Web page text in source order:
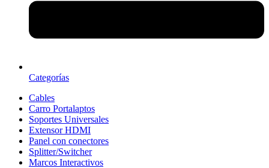
Categorías
Cables
Carro Portalaptos
Soportes Universales
Extensor HDMI
Panel con conectores
Splitter/Switcher
Marcos Interactivos